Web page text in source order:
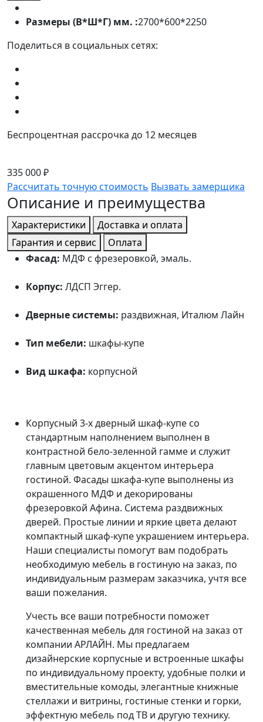
Размеры (В*Ш*Г) мм. :2700*600*2250
Поделиться в социальных сетях:
Беспроцентная рассрочка до 12 месяцев
335 000 ₽
Рассчитать точную стоимость Вызвать замерщика
Описание и преимущества
Характеристики
Доставка и оплата
Гарантия и сервис
Оплата
Фасад: МДФ с фрезеровкой, эмаль.
Корпус: ЛДСП Эггер.
Дверные системы: раздвижная, Италюм Лайн
Тип мебели: шкафы-купе
Вид шкафа: корпусной
Корпусный 3-х дверный шкаф-купе со
стандартным наполнением выполнен в
контрастной бело-зеленной гамме и служит
главным цветовым акцентом интерьера
гостиной. Фасады шкафа-купе выполнены из
окрашенного МДФ и декорированы
фрезеровкой Афина. Система раздвижных
дверей. Простые линии и яркие цвета делают
компактный шкаф-купе украшением интерьера.
Наши специалисты помогут вам подобрать
необходимую мебель в гостиную на заказ, по
индивидуальным размерам заказчика, учтя все
ваши пожелания.
Учесть все ваши потребности поможет
качественная мебель для гостиной на заказ от
компании АРЛАЙН. Мы предлагаем
дизайнерские корпусные и встроенные шкафы
по индивидуальному проекту, удобные полки и
вместительные комоды, элегантные книжные
стеллажи и витрины, гостиные стенки и горки,
эффектную мебель под ТВ и другую технику.